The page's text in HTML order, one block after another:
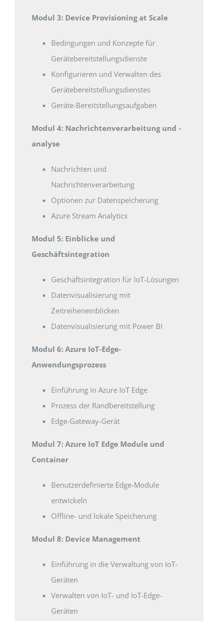
Modul 3: Device Provisioning at Scale
Bedingungen und Konzepte für
Gerätebereitstellungsdienste
Konfigurieren und Verwalten des
Gerätebereitstellungsdienstes
Geräte-Bereitstellungsaufgaben
Modul 4: Nachrichtenverarbeitung und -
analyse
Nachrichten und
Nachrichtenverarbeitung
Optionen zur Datenspeicherung
Azure Stream Analytics
Modul 5: Einblicke und
Geschäftsintegration
Geschäftsintegration für IoT-Lösungen
Datenvisualisierung mit
Zeitreiheneinblicken
Datenvisualisierung mit Power BI
Modul 6: Azure IoT-Edge-
Anwendungsprozess
Einführung in Azure IoT Edge
Prozess der Randbereitstellung
Edge-Gateway-Gerät
Modul 7: Azure IoT Edge Module und
Container
Benutzerdefinierte Edge-Module
entwickeln
Offline- und lokale Speicherung
Modul 8: Device Management
Einführung in die Verwaltung von IoT-
Geräten
Verwalten von IoT- und IoT-Edge-
Geräten